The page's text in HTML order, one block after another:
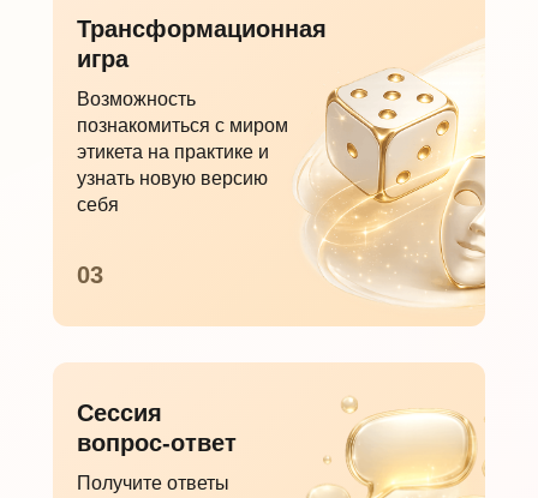
Возможность
познакомиться с миром
этикета на практике и
узнать новую версию
себя
03
Трансформационная
игра
Получите ответы
Сессия
вопрос-ответ